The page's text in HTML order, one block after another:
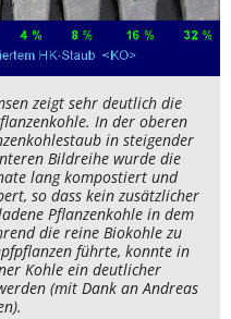
zeigt sehr deutlich die
In der oberen
in steigender
Bildreihe wurde die
lang kompostiert und
so dass kein zusätzlicher
Pflanzenkohle in dem
die reine Biokohle zu
führte, konnte in
Kohle ein deutlicher
(mit Dank an Andreas